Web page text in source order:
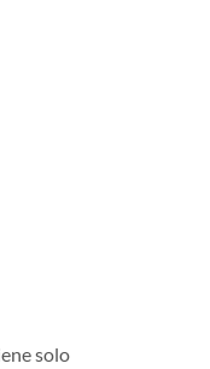
solo